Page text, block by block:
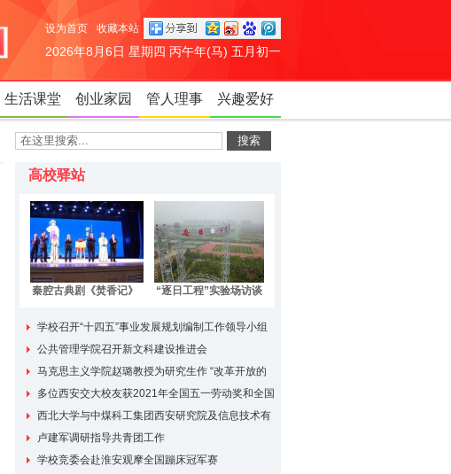
设为首页 收藏本站
2026年8月6日 星期四 丙午年(马) 五月初一
生活课堂 创业家园 管人理事 兴趣爱好
高校驿站
秦腔古典剧《焚香记》
“逐日工程”实验场访谈
学校召开“十四五”事业发展规划编制工作领导小组
成员单位座谈会
公共管理学院召开新文科建设推进会
马克思主义学院赵璐教授为研究生作 “改革开放的
三次思想解放”“四史”学习专题报告
多位西安交大校友获2021年全国五一劳动奖和全国
工人先锋号
西北大学与中煤科工集团西安研究院及信息技术有
限公司签署合作协议
卢建军调研指导共青团工作
学校竞委会赴淮安观摩全国蹦床冠军赛